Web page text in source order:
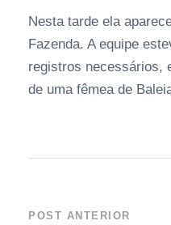
Nesta tarde ela
Fazenda. A equipe
registros necessários,
de uma fêmea de
POST ANTERIOR